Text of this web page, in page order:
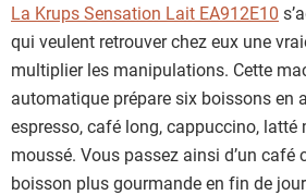
La Krups Sensation Lait EA912E10
qui veulent retrouver chez eux une
multiplier les manipulations. Cette
automatique prépare six boissons en
espresso, café long, cappuccino,
moussé. Vous passez ainsi d’un café
boisson plus gourmande en fin de